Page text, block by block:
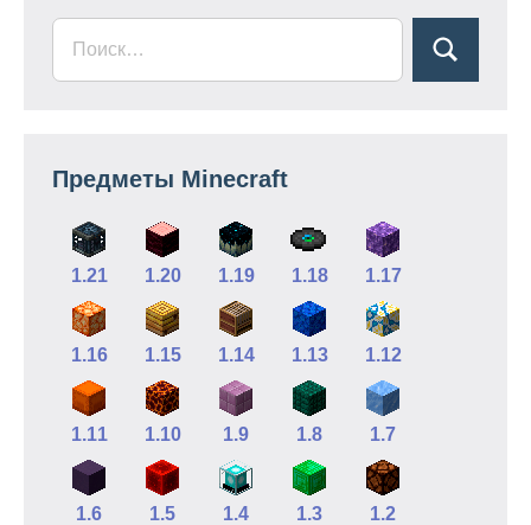
Предметы Minecraft
1.21 1.20 1.19 1.18 1.17
1.16 1.15 1.14 1.13 1.12
1.11 1.10 1.9 1.8 1.7
1.6 1.5 1.4 1.3 1.2